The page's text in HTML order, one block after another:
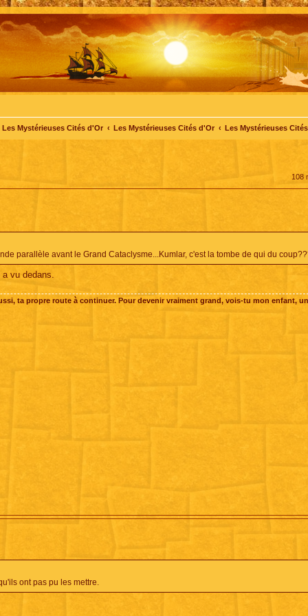
Les Mystérieuses Cités d'Or Les Mystérieuses Cités d'Or Les Mystérieuses
108
parallèle avant le Grand Cataclysme...Kumlar, c'est la tombe de qui du
a vu dedans.
ta propre route à continuer. Pour devenir vraiment grand, vois-tu mon enfant,
ont pas pu les mettre.